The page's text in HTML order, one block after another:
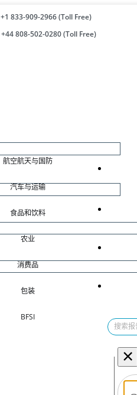
+1 833-909-2966 (Toll Free)
+44 808-502-0280 (Toll Free)
航空航天与国防
汽车与运输
食品和饮料
农业
消费品
包装
BFSI
×